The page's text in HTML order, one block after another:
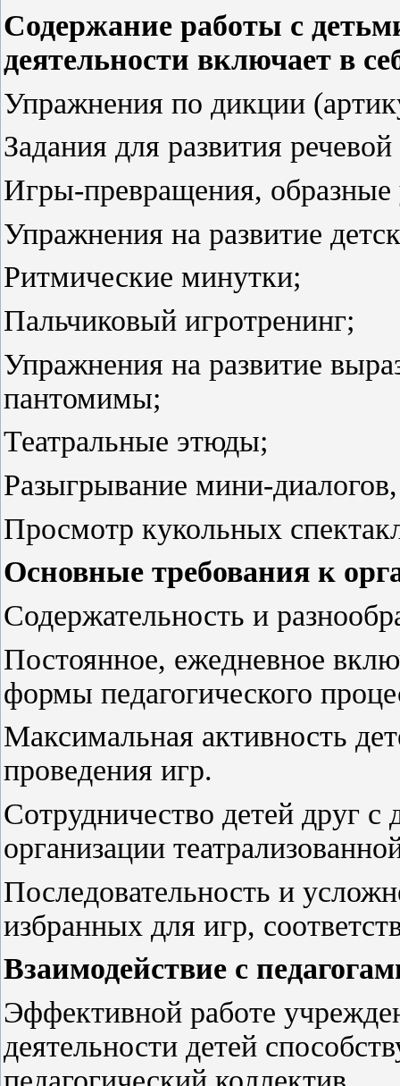
Содержание работы с
деятельности включает в
Упражнения по дикции
Задания для развития
Игры-превращения,
Упражнения на развитие
Ритмические минутки;
Пальчиковый игротренинг;
Упражнения на развитие
пантомимы;
Театральные этюды;
Разыгрывание мини-
Просмотр кукольных
Основные требования к
Содержательность и
Постоянное, ежедневное
формы педагогического
Максимальная активность
проведения игр.
Сотрудничество детей друг
организации
Последовательность и
избранных для игр,
Взаимодействие с
Эффективной работе
деятельности детей